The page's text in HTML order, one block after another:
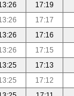
17:19
17:17
17:16
17:15
17:13
17:12